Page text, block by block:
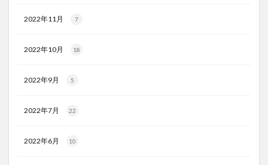
2022年11月 7
2022年10月 18
2022年9月 5
2022年7月 22
2022年6月 10